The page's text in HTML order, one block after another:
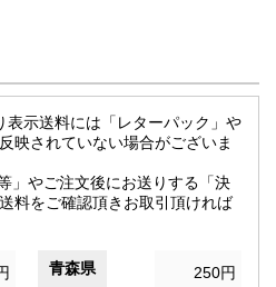
表示送料には「レターパック」や
映されていない場合がございま
」やご注文後にお送りする「決
料をご確認頂きお取引頂ければ
青森県 250円